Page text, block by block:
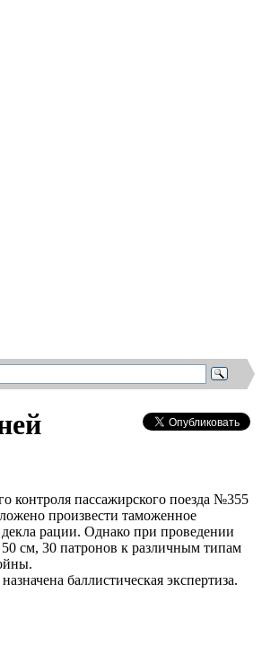
контроля пассажирского поезда №355
произвести таможенное
рации. Однако при проведении
см, 30 патронов к различным типам
баллистическая экспертиза.